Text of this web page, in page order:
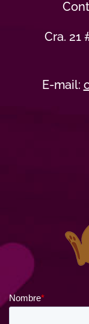
Cra. 21
E-mail: